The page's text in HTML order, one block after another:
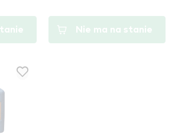
Nie ma na stanie